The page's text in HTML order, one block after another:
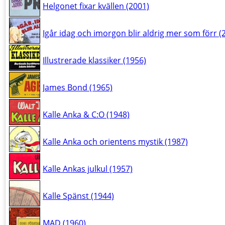
Helgonet fixar kvällen (2001)
Igår idag och imorgon blir aldrig mer som förr
Illustrerade klassiker (1956)
James Bond (1965)
Kalle Anka & C:O (1948)
Kalle Anka och orientens mystik (1987)
Kalle Ankas julkul (1957)
Kalle Spänst (1944)
MAD (1960)